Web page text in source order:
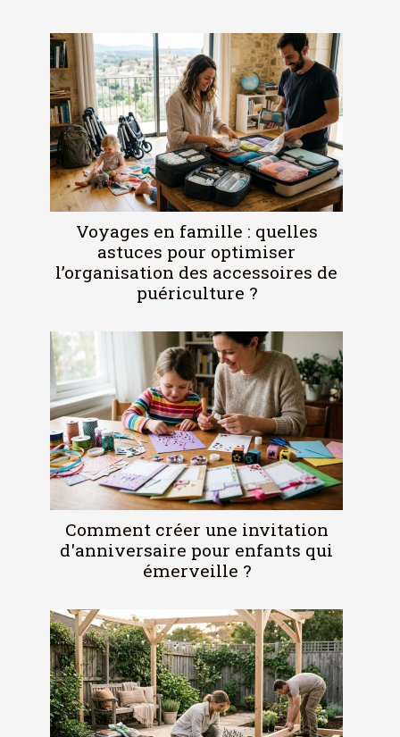
Voyages en famille : quelles
astuces pour optimiser
l’organisation des accessoires de
puériculture ?
Comment créer une invitation
d'anniversaire pour enfants qui
émerveille ?